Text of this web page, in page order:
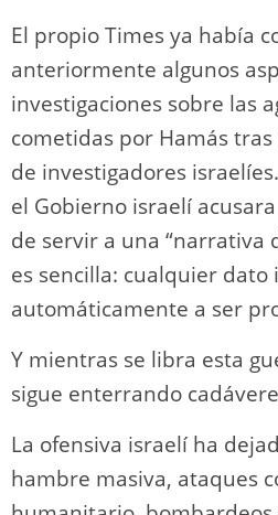
El propio Times ya había
anteriormente algunos
investigaciones sobre las
cometidas por Hamás
de investigadores
el Gobierno israelí
de servir a una “narrativa
es sencilla: cualquier dato
automáticamente a ser
Y mientras se libra esta
sigue enterrando
La ofensiva israelí ha
hambre masiva, ataques